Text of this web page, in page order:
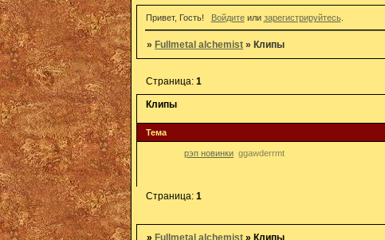
Привет, Гость! Войдитеили зарегистрируйтесь.
» Fullmetal alchemist » Клипы
Клипы
Страница:1
Тема
рэп новинки ggawderrmt
Страница:1